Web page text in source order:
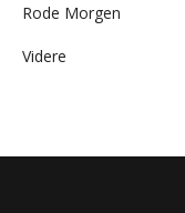
Rode Morgen
Videre